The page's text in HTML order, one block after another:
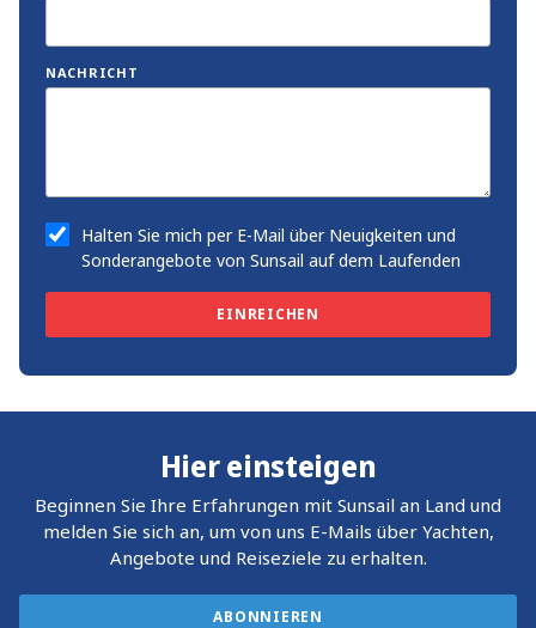
NACHRICHT
Halten Sie mich per E-Mail über Neuigkeiten und
Sonderangebote von Sunsail auf dem Laufenden
EINREICHEN
Hier einsteigen
Beginnen Sie Ihre Erfahrungen mit Sunsail an Land und
melden Sie sich an, um von uns E-Mails über Yachten,
Angebote und Reiseziele zu erhalten.
ABONNIEREN